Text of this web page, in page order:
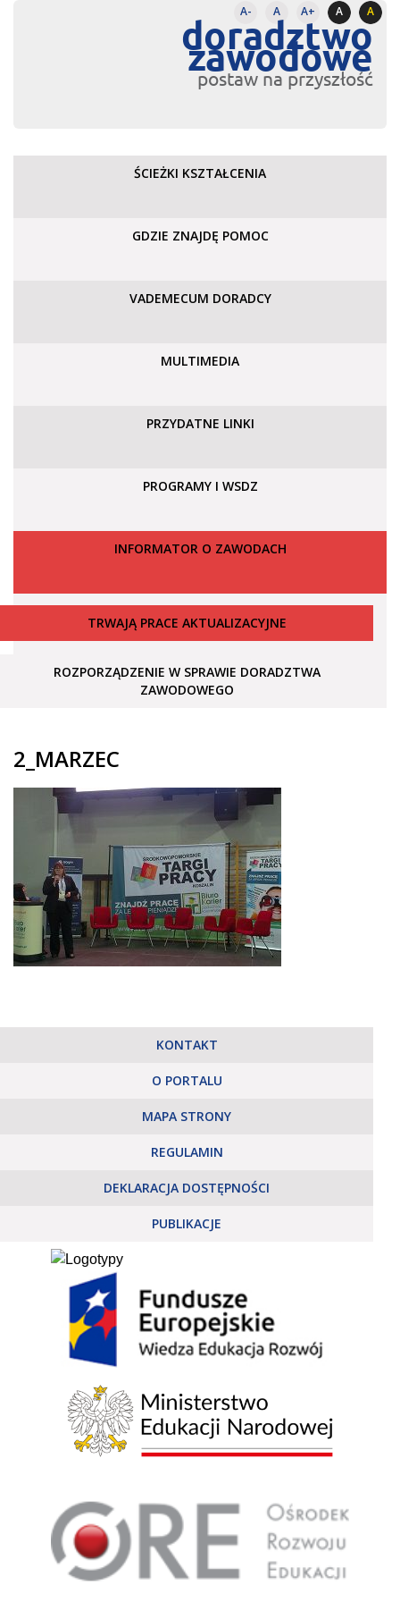
A- A A+ A A
doradztwo
zawodowe
postaw na przyszłość
ŚCIEŻKI KSZTAŁCENIA
GDZIE ZNAJDĘ POMOC
VADEMECUM DORADCY
MULTIMEDIA
PRZYDATNE LINKI
PROGRAMY I WSDZ
INFORMATOR O ZAWODACH
TRWAJĄ PRACE AKTUALIZACYJNE
ROZPORZĄDZENIE W SPRAWIE DORADZTWA
ZAWODOWEGO
2_MARZEC
KONTAKT
O PORTALU
MAPA STRONY
REGULAMIN
DEKLARACJA DOSTĘPNOŚCI
PUBLIKACJE